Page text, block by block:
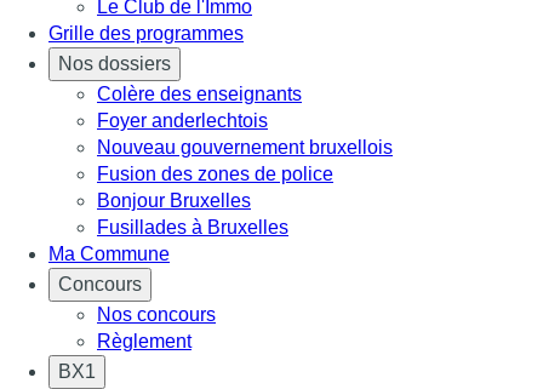
Le Club de l'Immo
Grille des programmes
Nos dossiers
Colère des enseignants
Foyer anderlechtois
Nouveau gouvernement bruxellois
Fusion des zones de police
Bonjour Bruxelles
Fusillades à Bruxelles
Ma Commune
Concours
Nos concours
Règlement
BX1